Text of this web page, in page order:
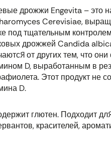
дрожжи Engevita – это
Cerevisiae,
под тщательным
дрожжей Candida
от других тем, что
D, выработанным в
Этот продукт не
D.
глютен. Подходит
красителей,